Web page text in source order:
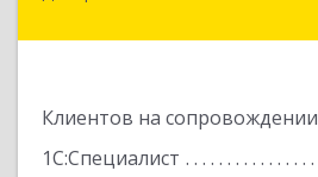
Клиентов на сопровождении
1С:Специалист